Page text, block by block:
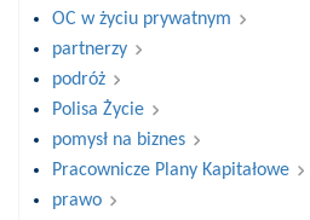
OC w życiu prywatnym
partnerzy
podróż
Polisa Życie
pomysł na biznes
Pracownicze Plany Kapitałowe
prawo